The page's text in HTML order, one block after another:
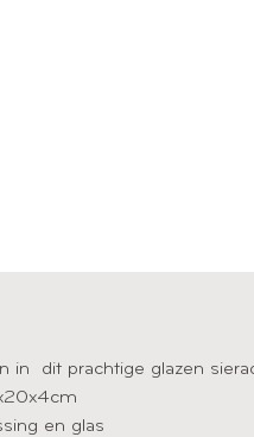
in dit prachtige glazen
en glas